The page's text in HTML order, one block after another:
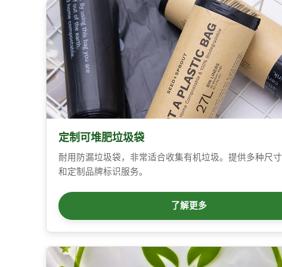
定制可堆肥垃圾袋
耐用防漏垃圾袋，非常适合收集有机垃圾。提供多种尺寸
和定制品牌标识服务。
了解更多